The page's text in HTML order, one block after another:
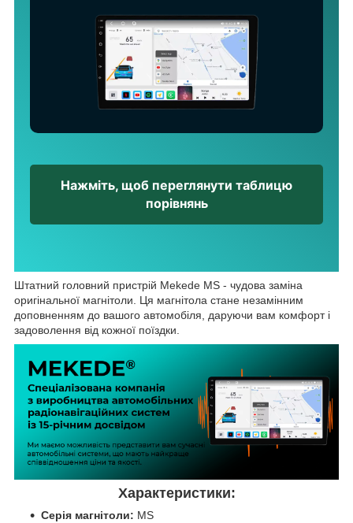
Нажміть, щоб переглянути таблицю
порівнянь
Штатний головний пристрій Mekede MS - чудова заміна
оригінальної магнітоли. Ця магнітола стане незамінним
доповненням до вашого автомобіля, даруючи вам комфорт і
задоволення від кожної поїздки.
Характеристики:
Серія магнітоли: MS